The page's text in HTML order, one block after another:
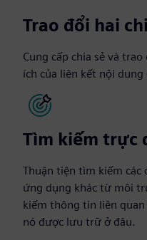
Trao đổi hai
Cung cấp chia sẻ và
ích của liên kết nội
Tìm kiếm trực
Thuận tiện tìm kiếm
ứng dụng khác từ môi
kiếm thông tin liên
nó được lưu trữ ở đâu.